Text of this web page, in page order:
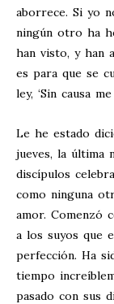
aborrece. Si yo
ningún otro ha
han visto, y han
es para que se
ley, ‘Sin causa
Le he estado
jueves, la última
discípulos
como ninguna
amor. Comenzó
a los suyos que
perfección. Ha
tiempo
pasado con sus